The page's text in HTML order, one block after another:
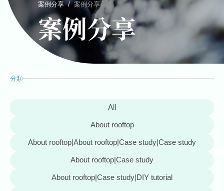
案例分享 / 案例分享
案例分享
分類
All
About rooftop
About rooftop|About rooftop|Case study|Case study
About rooftop|Case study
About rooftop|Case study|DIY tutorial